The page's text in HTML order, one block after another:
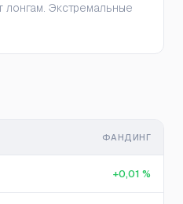
Экстремальные
ФАНДИНГ
+0,01 %